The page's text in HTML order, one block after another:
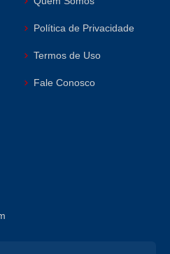
Política de Privacidade
Termos de Uso
Fale Conosco